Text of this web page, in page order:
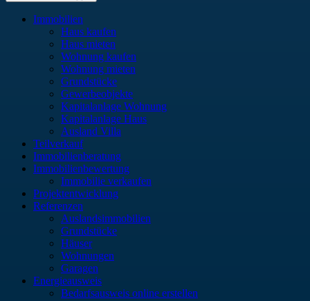
Immobilien
Haus kaufen
Haus mieten
Wohnung kaufen
Wohnung mieten
Grundstücke
Gewerbeobjekte
Kapitalanlage Wohnung
Kapitalanlage Haus
Ausland Villa
Teilverkauf
Immobilienberatung
Immobilienbewertung
Immobilie verkaufen
Projektentwicklung
Referenzen
Auslandsimmobilien
Grundstücke
Häuser
Wohnungen
Garagen
Energieausweis
Bedarfsausweis online erstellen